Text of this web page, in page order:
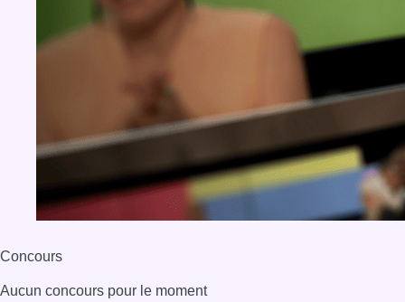
Concours
Aucun concours pour le moment